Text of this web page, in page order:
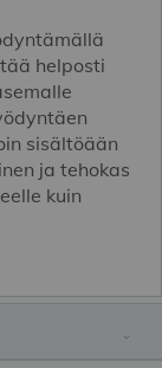
helposti
sisältöään
ja tehokas
kuin